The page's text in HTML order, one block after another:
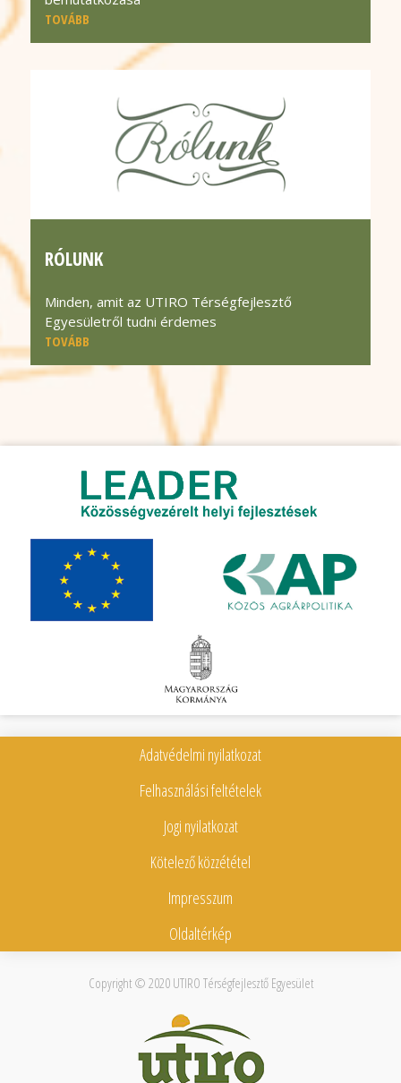
TOVÁBB
RÓLUNK
Minden, amit az UTIRO Térségfejlesztő
Egyesületről tudni érdemes
TOVÁBB
Adatvédelmi nyilatkozat
Felhasználási feltételek
Jogi nyilatkozat
Kötelező közzététel
Impresszum
Oldaltérkép
Copyright © 2020UTIRO Térségfejlesztő Egyesület